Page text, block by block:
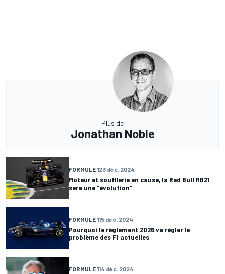
Plus de
Jonathan Noble
FORMULE 123 déc. 2024
Moteur et soufflerie en cause, la Red Bull RB21
sera une "évolution"
FORMULE 115 déc. 2024
Pourquoi le règlement 2026 va régler le
problème des F1 actuelles
FORMULE 114 déc. 2024